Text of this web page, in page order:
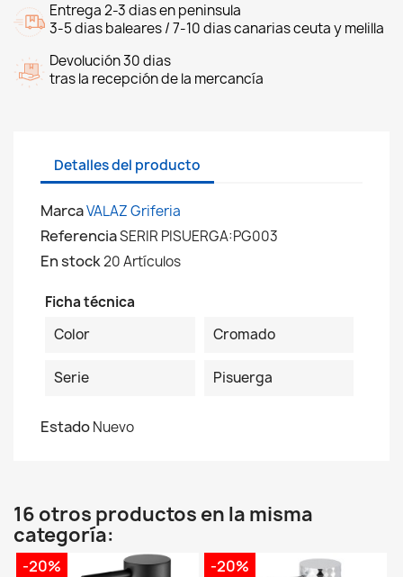
Entrega 2-3 dias en peninsula
3-5 dias baleares / 7-10 dias canarias ceuta y melilla
Devolución 30 dias
tras la recepción de la mercancía
Detalles del producto
MarcaVALAZ Griferia
ReferenciaSERIR PISUERGA:PG003
En stock20 Artículos
Ficha técnica
Color
Cromado
Serie Pisuerga
EstadoNuevo
16 otros productos en la misma
categoría:
-20% -20%